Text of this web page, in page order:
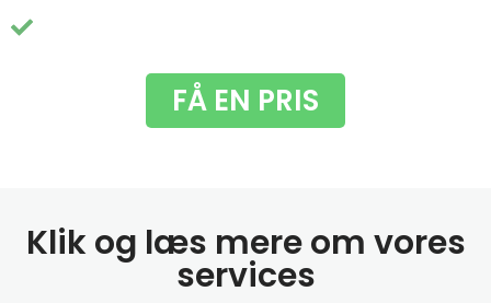
FÅ EN PRIS
Klik og læs mere om vores
services